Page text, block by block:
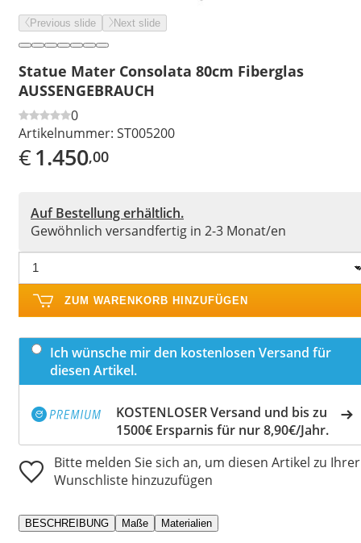
Previous slide Next slide
Statue Mater Consolata 80cm Fiberglas
AUSSENGEBRAUCH
0
Artikelnummer: ST005200
€1.450,00
Auf Bestellung erhältlich.
Gewöhnlich versandfertig in 2-3 Monat/en
ZUM WARENKORB HINZUFÜGEN
Ich wünsche mir den kostenlosen Versand für
diesen Artikel.
KOSTENLOSER Versand und bis zu
1500€ Ersparnis für nur 8,90€/Jahr.
Bitte melden Sie sich an, um diesen Artikel zu Ihrer
Wunschliste hinzuzufügen
BESCHREIBUNG Maße Materialien